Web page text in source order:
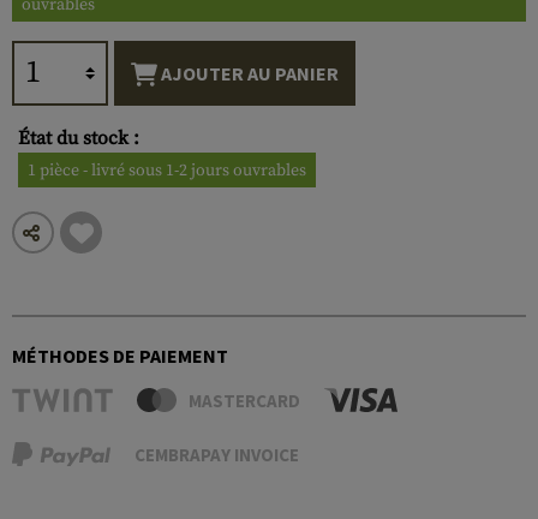
ouvrables
AJOUTER AU PANIER
État du stock :
1 pièce - livré sous 1-2 jours ouvrables
MÉTHODES DE PAIEMENT
MASTERCARD
CEMBRAPAY INVOICE